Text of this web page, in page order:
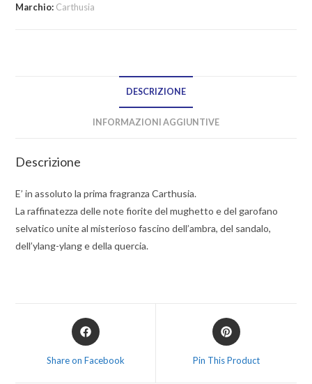
Marchio: Carthusia
DESCRIZIONE
INFORMAZIONI AGGIUNTIVE
Descrizione
E’ in assoluto la prima fragranza Carthusia.
La raffinatezza delle note fiorite del mughetto e del garofano
selvatico unite al misterioso fascino dell’ambra, del sandalo,
dell’ylang-ylang e della quercia.
Share on Facebook Pin This Product